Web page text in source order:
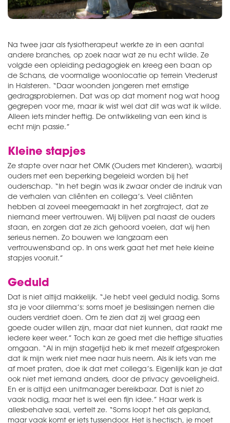
Na twee jaar als fysiotherapeut werkte ze in een aantal
andere branches, op zoek naar wat ze nu echt wilde. Ze
volgde een opleiding pedagogiek en kreeg een baan op
de Schans, de voormalige woonlocatie op terrein Vrederust
in Halsteren. “Daar woonden jongeren met ernstige
gedragsproblemen. Dat was op dat moment nog wat hoog
gegrepen voor me, maar ik wist wel dat dit was wat ik wilde.
Alleen iets minder heftig. De ontwikkeling van een kind is
echt mijn passie.”
Kleine stapjes
Ze stapte over naar het OMK (Ouders met Kinderen), waarbij
ouders met een beperking begeleid worden bij het
ouderschap. “In het begin was ik zwaar onder de indruk van
de verhalen van cliënten en collega’s. Veel cliënten
hebben al zoveel meegemaakt in het zorgtraject, dat ze
niemand meer vertrouwen. Wij blijven pal naast de ouders
staan, en zorgen dat ze zich gehoord voelen, dat wij hen
serieus nemen. Zo bouwen we langzaam een
vertrouwensband op. In ons werk gaat het met hele kleine
stapjes vooruit.”
Geduld
Dat is niet altijd makkelijk. “Je hebt veel geduld nodig. Soms
sta je voor dilemma’s: soms moet je beslissingen nemen die
ouders verdriet doen. Om te zien dat zij wel graag een
goede ouder willen zijn, maar dat niet kunnen, dat raakt me
iedere keer weer.” Toch kan ze goed met die heftige situaties
omgaan. “Al in mijn stagetijd heb ik met mezelf afgesproken
dat ik mijn werk niet mee naar huis neem. Als ik iets van me
af moet praten, doe ik dat met collega’s. Eigenlijk kan je dat
ook niet met iemand anders, door de privacy gevoeligheid.
En er is altijd een unitmanager bereikbaar. Dat is niet zo
vaak nodig, maar het is wel een fijn idee.” Haar werk is
allesbehalve saai, vertelt ze. “Soms loopt het als gepland,
maar vaak komt er iets tussendoor. Het is hectisch, je moet